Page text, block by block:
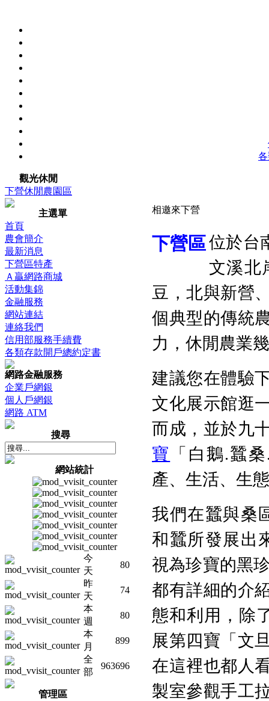
觀光休閒
下營休閒農園區
主選單
首頁
農會簡介
最新消息
下營區特產
Ａ贏網路商城
活動集錦
金融服務
網站連結
連絡我們
信用部服務手續費
各類存款開戶總約定書
網路金融服務
企業戶網銀
個人戶網銀
網路 ATM
搜尋
網站統計
今
天
80
昨
天
74
本
週
80
本
月
899
全
部
963696
管理區
相邀來下營
下營區位於台
文溪北
豆，北與新營
個典型的傳統
力，休閒農業
建議您在體驗
文化展示館逛
而成，並於九
寶
「白鵝.蠶
產、生活、生
我們在蠶與桑
和蠶所發展出
視為珍寶的黑
都有詳細的介
態和利用，除
展第四寶「文
在這裡也都人
製室參觀手工